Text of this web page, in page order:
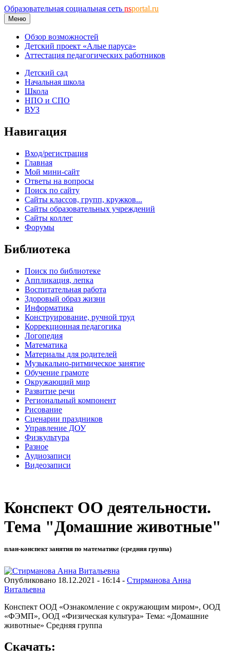
Образовательная социальная сеть nsportal.ru
Меню
Обзор возможностей
Детский проект «Алые паруса»
Аттестация педагогических работников
Детский сад
Начальная школа
Школа
НПО и СПО
ВУЗ
Навигация
Вход/регистрация
Главная
Мой мини-сайт
Ответы на вопросы
Поиск по сайту
Сайты классов, групп, кружков...
Сайты образовательных учреждений
Сайты коллег
Форумы
Библиотека
Поиск по библиотеке
Аппликация, лепка
Воспитательная работа
Здоровый образ жизни
Информатика
Конструирование, ручной труд
Коррекционная педагогика
Логопедия
Математика
Материалы для родителей
Музыкально-ритмическое занятие
Обучение грамоте
Окружающий мир
Развитие речи
Региональный компонент
Рисование
Сценарии праздников
Управление ДОУ
Физкультура
Разное
Аудиозаписи
Видеозаписи
Конспект ОО деятельности.
Тема "Домашние животные"
план-конспект занятия по математике (средняя группа)
Опубликовано 18.12.2021 - 16:14 - Стирманова Анна
Витальевна
Конспект ООД «Ознакомление с окружающим миром», ООД
«ФЭМП», ООД «Физическая культура» Тема: «Домашние
животные» Средняя группа
Скачать: